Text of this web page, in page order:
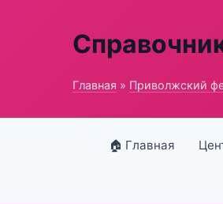
Главная » Приволжский
🏠 Главная